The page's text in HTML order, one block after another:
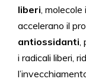
liberi, molecole
accelerano il
antiossidanti,
i radicali liberi,